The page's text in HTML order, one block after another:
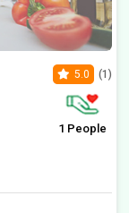
5.0 (1)
1 People